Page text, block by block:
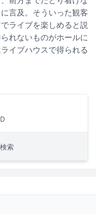
言及。そういった観客
ライブを楽しめると説
れないものがホールに
イブハウスで得られる
索